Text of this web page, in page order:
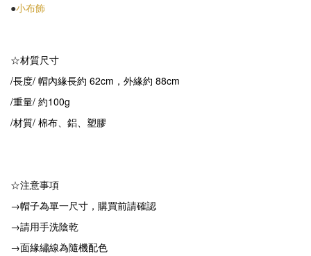
●小布飾
☆材質尺寸
/長度/ 帽內緣長約 62cm，外緣約 88cm
/重量/ 約100g
/材質/ 棉布、鋁、塑膠
☆注意事項
→帽子為單一尺寸，購買前請確認
→請用手洗陰乾
→面緣繡線為隨機配色